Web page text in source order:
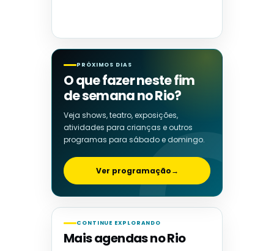
PRÓXIMOS DIAS
O que fazer neste fim
de semana no Rio?
Veja shows, teatro, exposições,
atividades para crianças e outros
programas para sábado e domingo.
Ver programação→
CONTINUE EXPLORANDO
Mais agendas no Rio